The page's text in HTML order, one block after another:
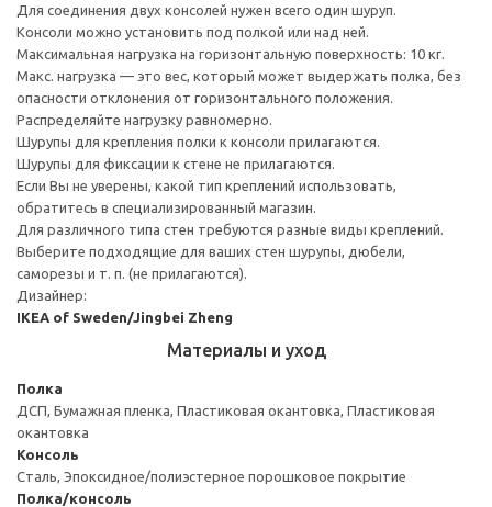
Для соединения двух консолей нужен всего один шуруп.
Консоли можно установить под полкой или над ней.
Максимальная нагрузка на горизонтальную поверхность: 10 кг.
Макс. нагрузка — это вес, который может выдержать полка, без
опасности отклонения от горизонтального положения.
Распределяйте нагрузку равномерно.
Шурупы для крепления полки к консоли прилагаются.
Шурупы для фиксации к стене не прилагаются.
Если Вы не уверены, какой тип креплений использовать,
обратитесь в специализированный магазин.
Для различного типа стен требуются разные виды креплений.
Выберите подходящие для ваших стен шурупы, дюбели,
саморезы и т. п. (не прилагаются).
Дизайнер:
IKEA of Sweden/Jingbei Zheng
Материалы и уход
Полка
ДСП, Бумажная пленка, Пластиковая окантовка, Пластиковая
окантовка
Консоль
Сталь, Эпоксидное/полиэстерное порошковое покрытие
Полка/консоль